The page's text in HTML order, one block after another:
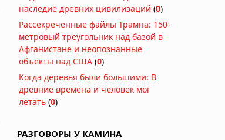
наследие древних цивилизаций (0)
Рассекреченные файлы Трампа: 150-
метровый треугольник над базой в
Афганистане и неопознанные
объекты над США (0)
Когда деревья были большими: В
древние времена и человек мог
летать (0)
РАЗГОВОРЫ У КАМИНА